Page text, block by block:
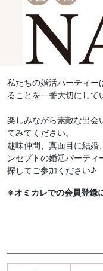
私たちの婚活パーティー
ることを一番大切にして
楽しみながら素敵な出会
てみてください。
趣味仲間、真面目に結婚
ンセプトの婚活パーティ
探してご参加ください♪
※オミカレでの会員登録